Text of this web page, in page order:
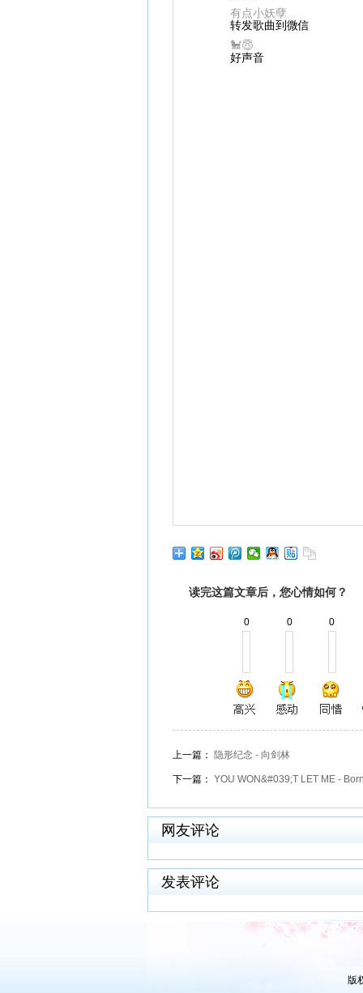
有点小妖孽
转发歌曲到微信
🐩😇
好声音
读完这篇文章后，您心情如何？
0 0 0
上一篇： 隐形纪念 - 向剑林
下一篇： YOU WON&#039;T LET ME -
网友评论
发表评论
版